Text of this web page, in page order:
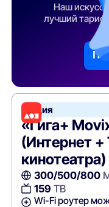
Наш
лучший
Акция
«Гига+
(Интернет
кинотеатра)
300/500/800
159 ТВ
Wi-Fi роутер